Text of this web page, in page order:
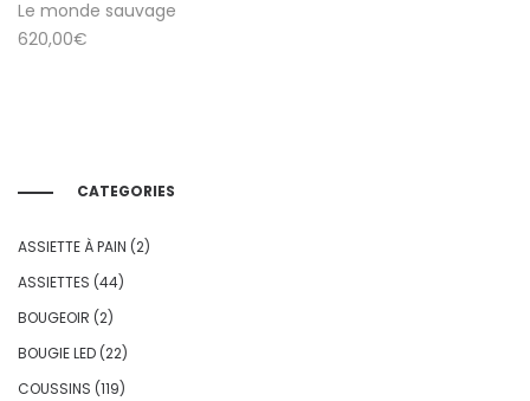
Le monde sauvage
620,00€
CATEGORIES
ASSIETTE À PAIN (2)
ASSIETTES (44)
BOUGEOIR (2)
BOUGIE LED (22)
COUSSINS (119)